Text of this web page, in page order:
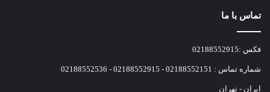
تماس با ما
فکس :02188552915
شماره تماس : 02188552151 - 02188552915 - 02188552536
ایران - تهران